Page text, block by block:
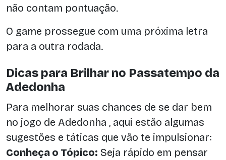
não contam pontuação.
O game prossegue com uma próxima letra
para a outra rodada.
Dicas para Brilhar no Passatempo da
Adedonha
Para melhorar suas chances de se dar bem
no jogo de Adedonha , aqui estão algumas
sugestões e táticas que vão te impulsionar:
Conheça o Tópico: Seja rápido em pensar